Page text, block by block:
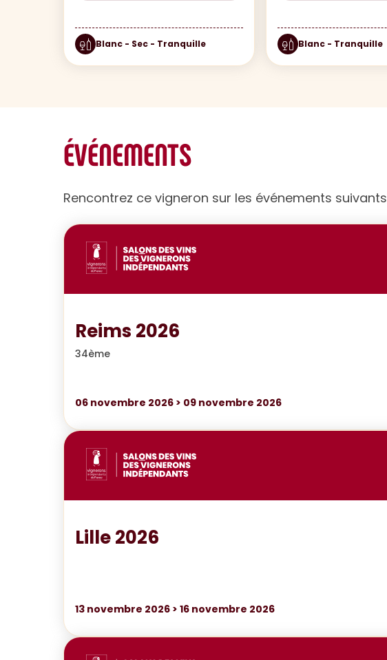
Blanc - Sec - Tranquille Blanc - Tranquille
ÉVÉNEMENTS
Rencontrez ce vigneron sur les événements suivants
Reims 2026
34ème
06 novembre 2026 > 09 novembre 2026
Lille 2026
13 novembre 2026 > 16 novembre 2026